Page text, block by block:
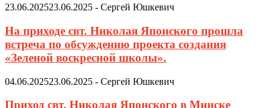
23.06.202523.06.2025 - Сергей Юшкевич
На приходе свт. Николая Японского прошла
встреча по обсуждению проекта создания
«Зеленой воскресной школы».
04.06.202523.06.2025 - Сергей Юшкевич
Приход свт. Николая Японского в Минске